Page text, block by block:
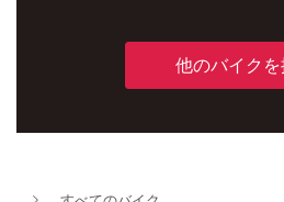
他のバイク
新車